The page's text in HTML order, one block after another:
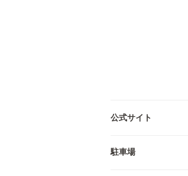
公式サイト
駐車場